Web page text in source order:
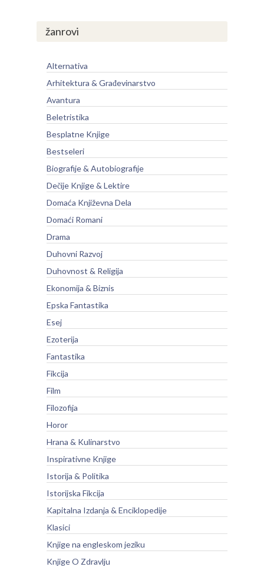
žanrovi
Alternativa
Arhitektura & Građevinarstvo
Avantura
Beletristika
Besplatne Knjige
Bestseleri
Biografije & Autobiografije
Dečije Knjige & Lektire
Domaća Književna Dela
Domaći Romani
Drama
Duhovni Razvoj
Duhovnost & Religija
Ekonomija & Biznis
Epska Fantastika
Esej
Ezoterija
Fantastika
Fikcija
Film
Filozofija
Horor
Hrana & Kulinarstvo
Inspirativne Knjige
Istorija & Politika
Istorijska Fikcija
Kapitalna Izdanja & Enciklopedije
Klasici
Knjige na engleskom jeziku
Knjige O Zdravlju